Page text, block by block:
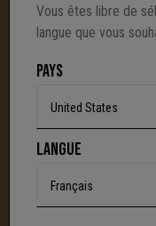
UNE
C'est la fin d'une
Vous êtes libre de
langue que vous
PAYS
United States
LANGUE
Français